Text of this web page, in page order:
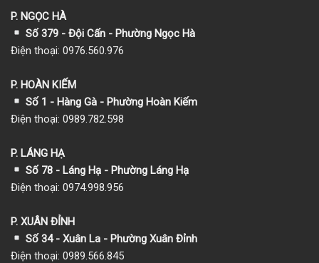
P. NGỌC HÀ
Số 379 - Đội Cấn - Phường Ngọc Hà
Điện thoại: 0976.560.976
P. HOÀN KIẾM
Số 1 - Hàng Gà - Phường Hoàn Kiếm
Điện thoại: 0989.782.598
P. LÁNG HẠ
Số 78 - Láng Hạ - Phường Láng Hạ
Điện thoại: 0974.998.956
P. XUÂN ĐỈNH
Số 34 - Xuân La - Phường Xuân Đỉnh
Điện thoại: 0989.566.845